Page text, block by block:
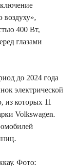
400 Вт,
глазами
до 2024 года
электрической
из которых 11
Volkswagen.
Фото: